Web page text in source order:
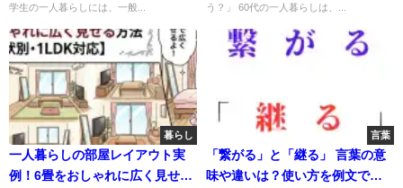
学生の一人暮らしには、一般...
う？」 60代の一人暮らしは、...
暮らし
一人暮らしの部屋レイアウト実
例！6畳をおしゃれに広く見せる
言葉
「繋がる」と「継る」 言葉の意
味や違いは？使い方を例文で徹